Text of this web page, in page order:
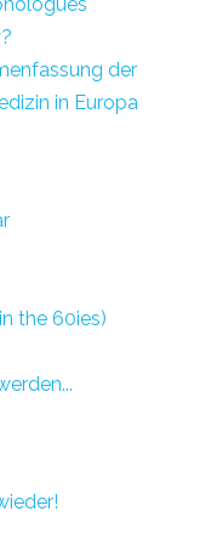
der
in Europa
the 60ies)